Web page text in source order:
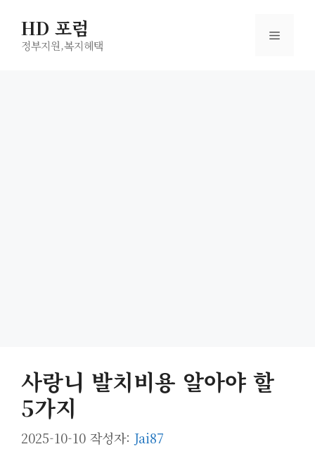
HD 포럼
정부지원,복지헤택
메
사랑니 발치비용 알아야 할
5가지
2025-10-10 작성자: Jai87